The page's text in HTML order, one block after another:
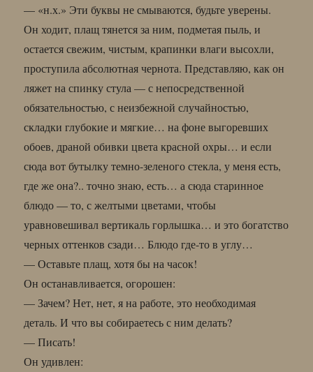
— «н.х.» Эти буквы не смываются, будьте уверены.
Он ходит, плащ тянется за ним, подметая пыль, и
остается свежим, чистым, крапинки влаги высохли,
проступила абсолютная чернота. Представляю, как он
ляжет на спинку стула — с непосредственной
обязательностью, с неизбежной случайностью,
складки глубокие и мягкие… на фоне выгоревших
обоев, драной обивки цвета красной охры… и если
сюда вот бутылку темно-зеленого стекла, у меня есть,
где же она?.. точно знаю, есть… а сюда старинное
блюдо — то, с желтыми цветами, чтобы
уравновешивал вертикаль горлышка… и это богатство
черных оттенков сзади… Блюдо где-то в углу…
— Оставьте плащ, хотя бы на часок!
Он останавливается, огорошен:
— Зачем? Нет, нет, я на работе, это необходимая
деталь. И что вы собираетесь с ним делать?
— Писать!
Он удивлен: